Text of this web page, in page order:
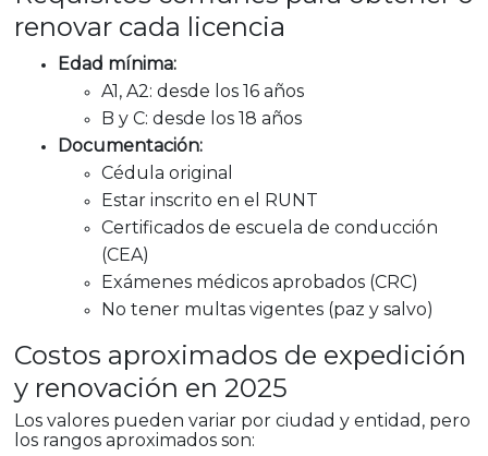
renovar cada licencia
Edad mínima:
A1, A2: desde los 16 años
B y C: desde los 18 años
Documentación:
Cédula original
Estar inscrito en el RUNT
Certificados de escuela de conducción
(CEA)
Exámenes médicos aprobados (CRC)
No tener multas vigentes (paz y salvo)
Costos aproximados de expedición
y renovación en 2025
Los valores pueden variar por ciudad y entidad, pero
los rangos aproximados son: